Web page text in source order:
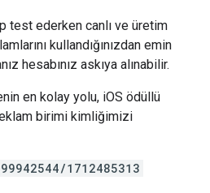
test ederken canlı ve üretim
kullandığınızdan emin
hesabınız askıya alınabilir.
en kolay yolu, iOS ödüllü
birimi kimliğimizi
1712485313